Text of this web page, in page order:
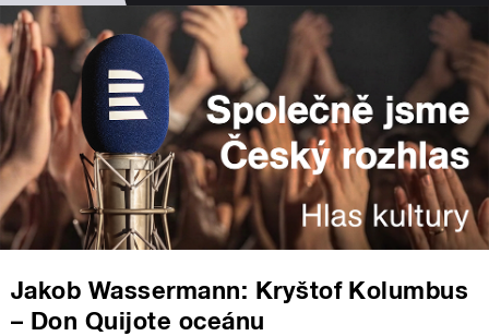
Jakob Wassermann: Kryštof Kolumbus
– Don Quijote oceánu